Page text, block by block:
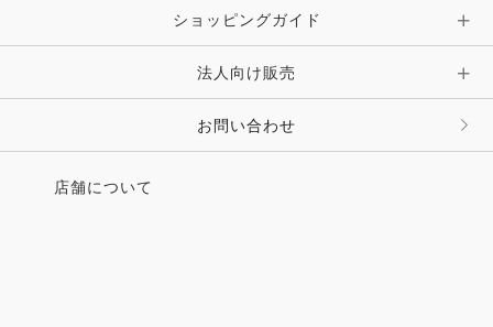
キーホルダー・チャーム・ストラップ
その他 ファッション雑貨
その他 アクセサリーショッピングガイド
法人向け販売
お問い合わせ
店舗について